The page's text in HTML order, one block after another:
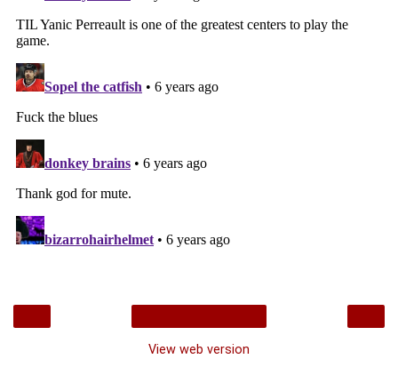
View web version